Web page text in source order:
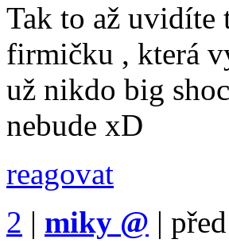
Tak to až uvidíte
firmičku , která
už nikdo big
nebude xD
reagovat
2 | miky @ |